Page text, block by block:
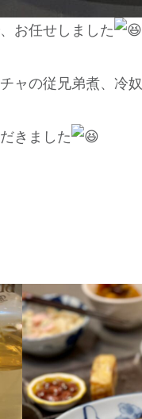
お任せしました
ャの従兄弟煮、冷奴
きました